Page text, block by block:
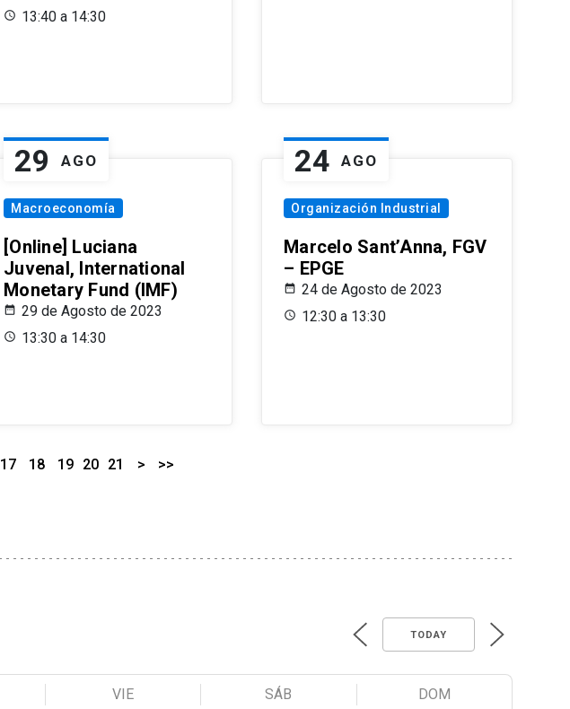
13:40 a 14:30
29 AGO
Macroeconomía
[Online] Luciana
Juvenal, International
Monetary Fund (IMF)
29 de Agosto de 2023
13:30 a 14:30
24 AGO
Organización Industrial
Marcelo Sant’Anna, FGV
– EPGE
24 de Agosto de 2023
12:30 a 13:30
17 18 19 20 21 > >>
TODAY
VIE SÁB DOM